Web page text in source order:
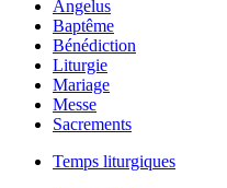
Angelus
Baptême
Bénédiction
Liturgie
Mariage
Messe
Sacrements
Temps liturgiques